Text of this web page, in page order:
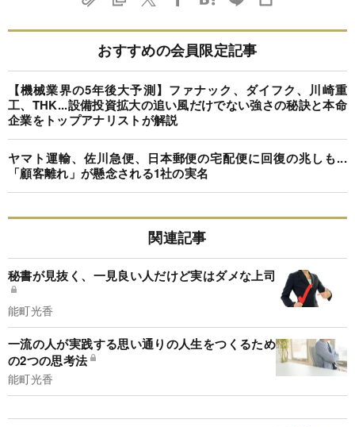
おすすめの会員限定記事
【機械業界の5年後大予測】ファナック、ダイフク、川崎重
工、THK...設備投資拡大の追い風だけでない強さの秘訣と本命
企業をトップアナリストが解説
ヤマト運輸、佐川急便、日本郵便の宅配便に回復の兆しも...
「顧客離れ」が懸念される1社の実名
関連記事
秘書が見抜く、一見良い人だけど実はダメな上司
能町光香
一流の人が実践する思い通りの人生をつくるため
の2つの思考法
能町光香